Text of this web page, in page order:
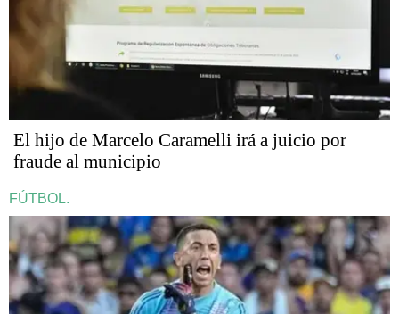
​​​​​El hijo de Marcelo Caramelli irá a juicio por
fraude al municipio
FÚTBOL.